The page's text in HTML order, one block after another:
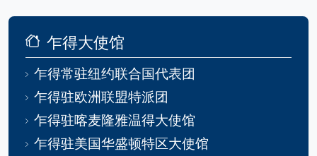
乍得大使馆
乍得常驻纽约联合国代表团
乍得驻欧洲联盟特派团
乍得驻喀麦隆雅温得大使馆
乍得驻美国华盛顿特区大使馆